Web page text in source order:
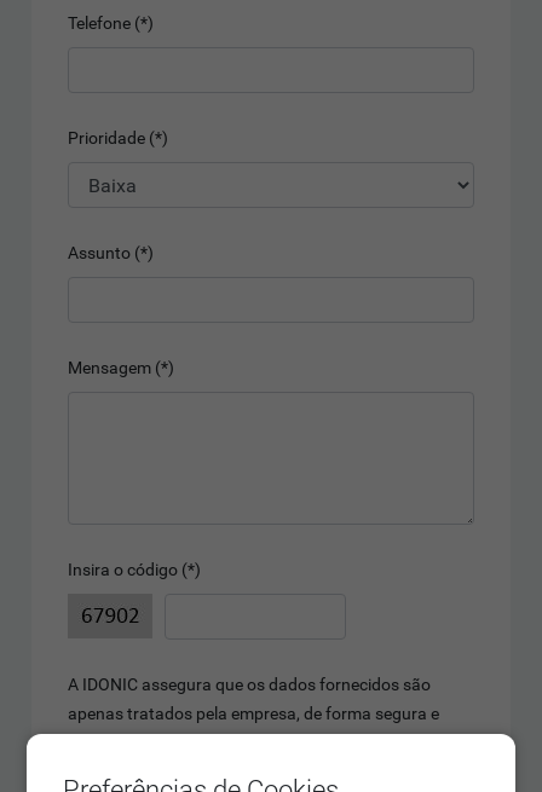
Telefone (*)
Prioridade (*)
Assunto (*)
Mensagem (*)
Insira o código (*)
A IDONIC assegura que os dados fornecidos são
apenas tratados pela empresa, de forma segura e